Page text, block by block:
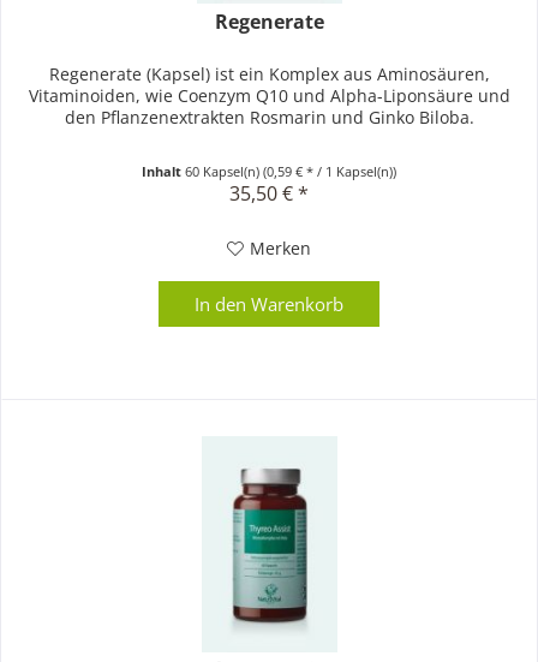
Regenerate
Regenerate (Kapsel) ist ein Komplex aus Aminosäuren,
Vitaminoiden, wie Coenzym Q10 und Alpha-Liponsäure und
den Pflanzenextrakten Rosmarin und Ginko Biloba.
Inhalt60 Kapsel(n)(0,59 € * / 1 Kapsel(n))
35,50 € *
Merken
In den Warenkorb